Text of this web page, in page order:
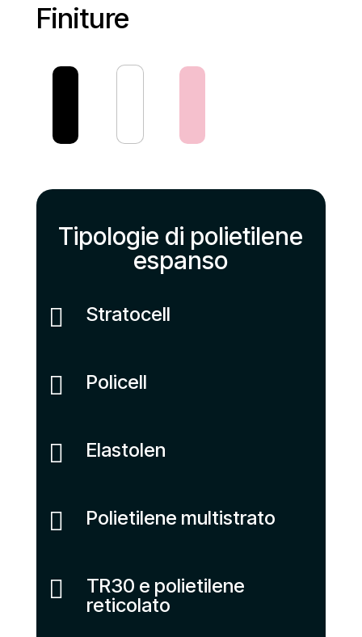
Finiture
Tipologie di polietilene
espanso

Stratocell
 Policell
 Elastolen
 Polietilene multistrato

TR30 e polietilene
reticolato